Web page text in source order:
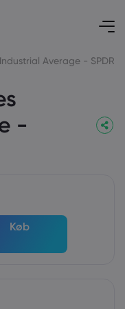
Average - SPDR
-
Køb